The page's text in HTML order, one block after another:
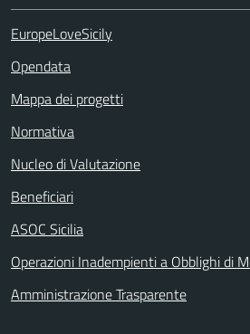
EuropeLoveSicily
Opendata
Mappa dei progetti
Normativa
Nucleo di Valutazione
Beneficiari
ASOC Sicilia
Operazioni Inadempienti a Obblighi di
Amministrazione Trasparente